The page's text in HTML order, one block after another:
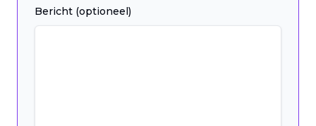
Bericht (optioneel)